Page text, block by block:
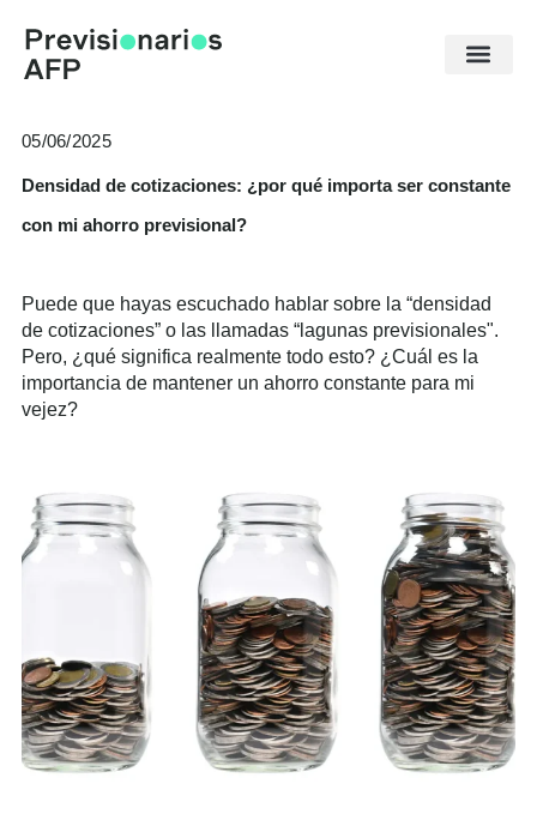
contenido
05/06/2025
Densidad de cotizaciones: ¿por qué importa ser constante
con mi ahorro previsional?
Puede que hayas escuchado hablar sobre la “densidad
de cotizaciones” o las llamadas “lagunas previsionales".
Pero, ¿qué significa realmente todo esto? ¿Cuál es la
importancia de mantener un ahorro constante para mi
vejez?